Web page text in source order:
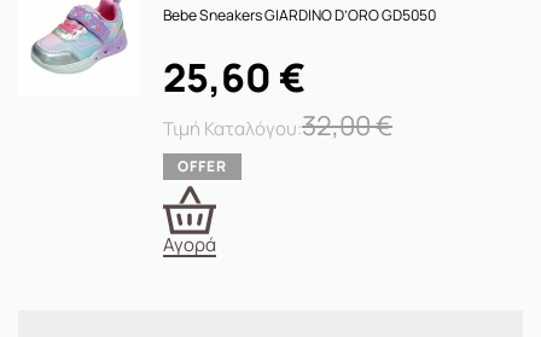
Bebe Sneakers GIARDINO D’ORO GD5050
32,00€
25,60 €
Αγορά